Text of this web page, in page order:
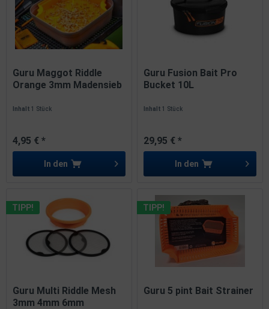
Guru Maggot Riddle
Orange 3mm Madensieb
Inhalt1 Stück
4,95 € *
In den
Guru Fusion Bait Pro
Bucket 10L
Inhalt1 Stück
29,95 € *
In den
TIPP!
Guru Multi Riddle Mesh
3mm 4mm 6mm
TIPP!
Guru 5 pint Bait Strainer